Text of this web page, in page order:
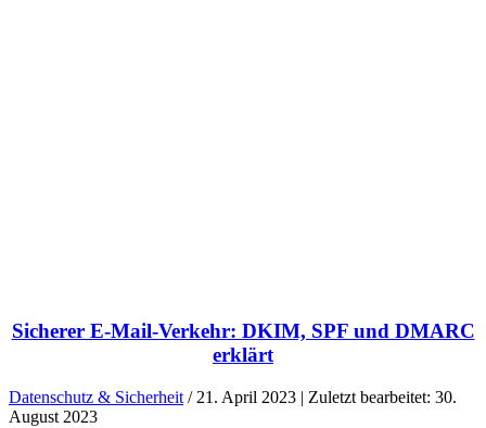
Sicherer E-Mail-Verkehr: DKIM, SPF und DMARC
erklärt
Datenschutz & Sicherheit / 21. April 2023 | Zuletzt bearbeitet: 30.
August 2023